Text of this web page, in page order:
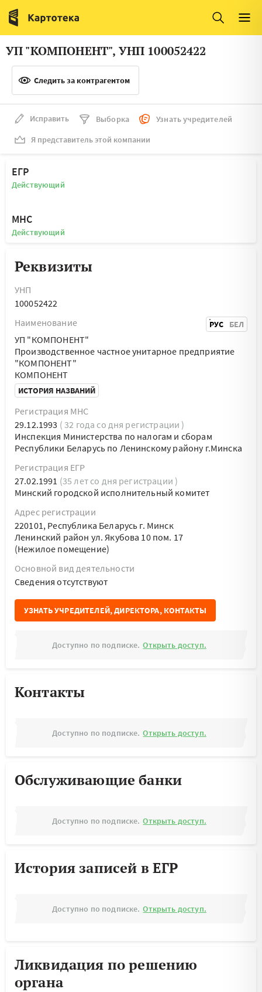
Италия
Люксембург
Литва
Нидерланды
УП "КОМПОНЕНТ", УНП 100052422
Следить за контрагентом
Исправить Выборка
Узнать учредителей
Я представитель этой компании
ЕГР
Действующий
МНС
Действующий
Реквизиты
УНП
100052422
Наименование
РУС БЕЛ
УП "КОМПОНЕНТ"
Производственное частное унитарное предприятие
"КОМПОНЕНТ"
КОМПОНЕНТ
ИСТОРИЯ НАЗВАНИЙ
Регистрация МНС
29.12.1993 ( 32 года со дня регистрации )
Инспекция Министерства по налогам и сборам
Республики Беларусь по Ленинскому району г.Минска
Регистрация ЕГР
27.02.1991 (35 лет со дня регистрации )
Минский городской исполнительный комитет
Адрес регистрации
220101, Республика Беларусь г. Минск
Ленинский район ул. Якубова 10 пом. 17
(Нежилое помещение)
Основной вид деятельности
Cведения отсутствуют
УЗНАТЬ УЧРЕДИТЕЛЕЙ, ДИРЕКТОРА, КОНТАКТЫ
Доступно по подписке. Открыть доступ.
Контакты
Доступно по подписке. Открыть доступ.
Обслуживающие банки
Доступно по подписке. Открыть доступ.
История записей в ЕГР
Доступно по подписке. Открыть доступ.
Ликвидация по решению
органа